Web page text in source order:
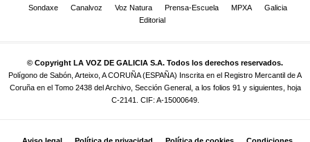
Sondaxe
Canalvoz Voz Natura Prensa-Escuela MPXA
Galicia
Editorial
© Copyright LA VOZ DE GALICIA S.A. Todos los derechos reservados.
Polígono de Sabón, Arteixo, A CORUÑA (ESPAÑA) Inscrita en el Registro Mercantil de A
Coruña en el Tomo 2438 del Archivo, Sección General, a los folios 91 y siguientes, hoja
C-2141. CIF: A-15000649.